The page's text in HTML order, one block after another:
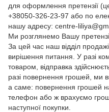
для оформлення претензії
+38050-326-23-97 або по
нашу адресу: centre-
Ми розглянемо Вашу
За цей час наш відділ
вирішення питання. У разі
товаром, відправка
разі повернення грошей, ми
а саме: повернення грошей
телефон або ж врахуємо
наступної покупки.